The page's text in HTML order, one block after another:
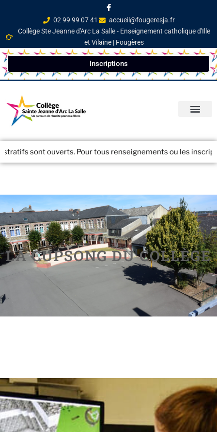
02 99 99 07 41
accueil@fougeresja.fr
Collège Ste Jeanne d'Arc La Salle - Enseignement catholique d'Ille
et Vilaine | Fougères
Inscriptions
sont ouverts. Pour tous renseignements ou les
LA CUPSONG DU COLLÈGE